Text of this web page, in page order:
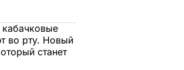
во рту. Новый
станет